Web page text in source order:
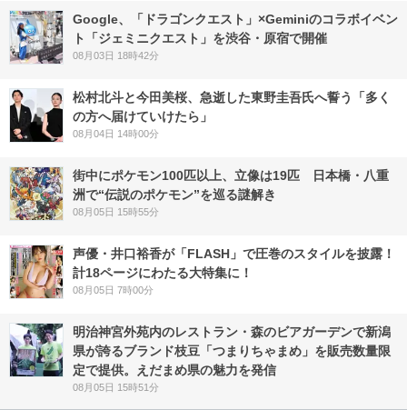
Google、「ドラゴンクエスト」×Geminiのコラボイベン
ト「ジェミニクエスト」を渋谷・原宿で開催
08月03日 18時42分
松村北斗と今田美桜、急逝した東野圭吾氏へ誓う「多く
の方へ届けていけたら」
08月04日 14時00分
街中にポケモン100匹以上、立像は19匹 日本橋・八重
洲で“伝説のポケモン”を巡る謎解き
08月05日 15時55分
声優・井口裕香が「FLASH」で圧巻のスタイルを披露！
計18ページにわたる大特集に！
08月05日 7時00分
明治神宮外苑内のレストラン・森のビアガーデンで新潟
県が誇るブランド枝豆「つまりちゃまめ」を販売数量限
定で提供。えだまめ県の魅力を発信
08月05日 15時51分